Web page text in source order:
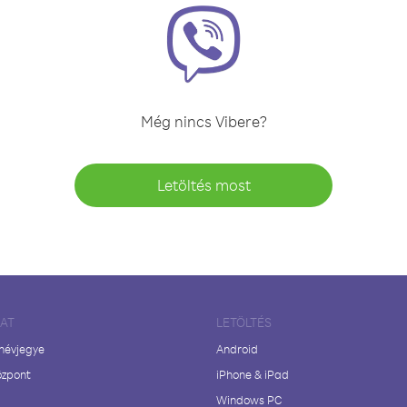
Még nincs Vibere?
Letöltés most
LETÖLTÉS
Android
iPhone & iPad
Windows PC